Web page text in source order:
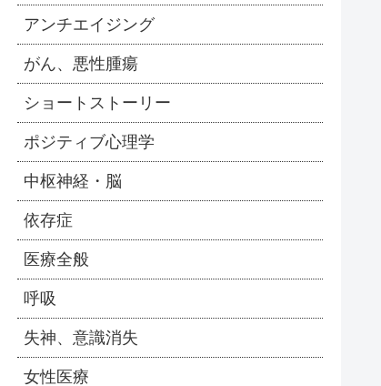
アンチエイジング
がん、悪性腫瘍
ショートストーリー
ポジティブ心理学
中枢神経・脳
依存症
医療全般
呼吸
失神、意識消失
女性医療